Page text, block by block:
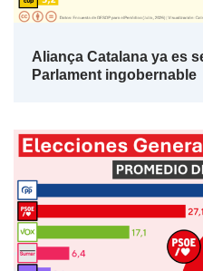
Aliança Catalana ya es
Parlament ingobernable